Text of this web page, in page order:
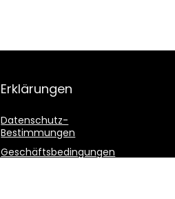
Erklärungen
Datenschutz-
Bestimmungen
Geschäftsbedingungen